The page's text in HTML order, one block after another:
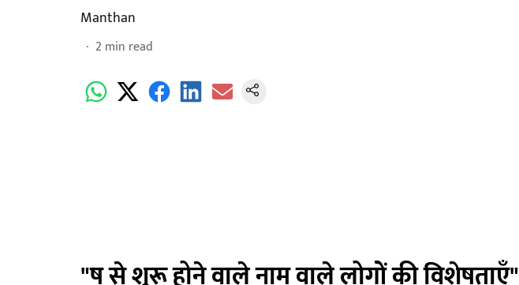
Manthan
2 min read